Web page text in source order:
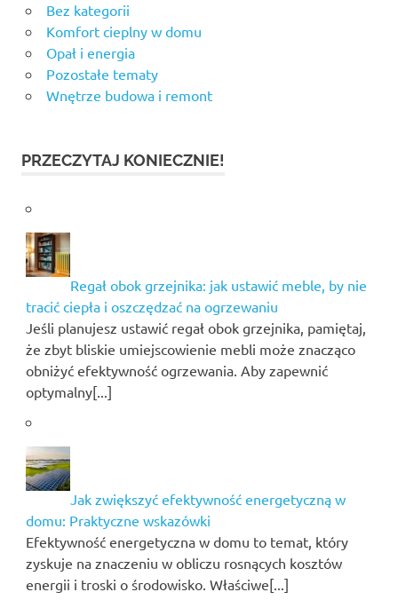
Bez kategorii
Komfort cieplny w domu
Opał i energia
Pozostałe tematy
Wnętrze budowa i remont
PRZECZYTAJ KONIECZNIE!
Regał obok grzejnika: jak ustawić meble, by nie
tracić ciepła i oszczędzać na ogrzewaniu
Jeśli planujesz ustawić regał obok grzejnika, pamiętaj,
że zbyt bliskie umiejscowienie mebli może znacząco
obniżyć efektywność ogrzewania. Aby zapewnić
optymalny[...]
Jak zwiększyć efektywność energetyczną w
domu: Praktyczne wskazówki
Efektywność energetyczna w domu to temat, który
zyskuje na znaczeniu w obliczu rosnących kosztów
energii i troski o środowisko. Właściwe[...]